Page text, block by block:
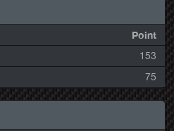
Point
153
75